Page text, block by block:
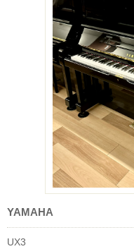
YAMAHA
UX3